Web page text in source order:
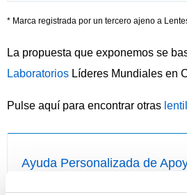
* Marca registrada por un tercero ajeno a
La propuesta que exponemos se
Laboratorios Líderes Mundiales en
Pulse aquí para encontrar otras
Ayuda Personalizada de